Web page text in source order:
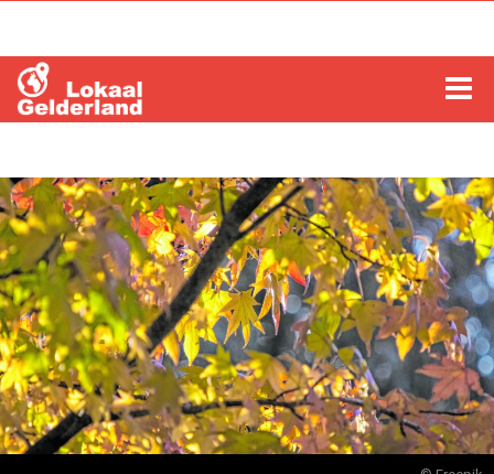
LOCHEM
ZUTPHEN
COLUMNS
RADIO
ZOEKEN